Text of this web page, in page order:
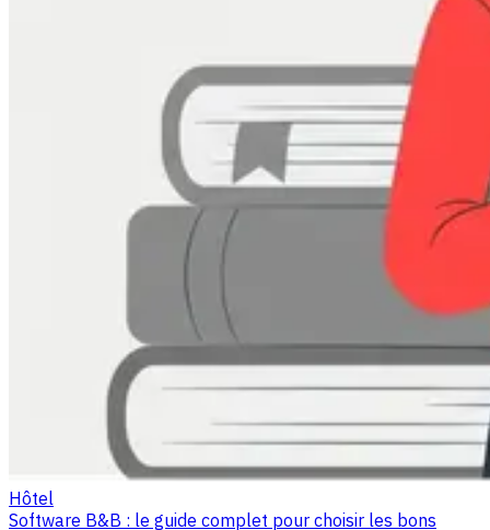
Hôtel
Software B&B : le guide complet pour choisir les bons